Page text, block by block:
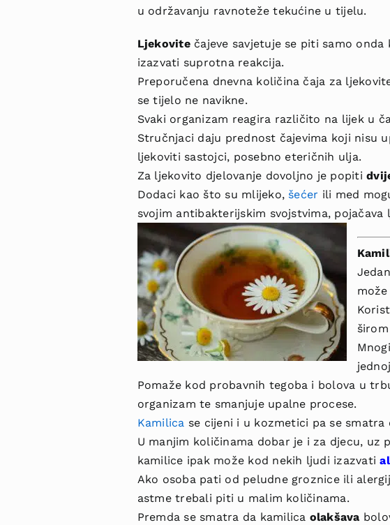
u održavanju ravnoteže tekućine u tijelu.
Ljekovitečajeve savjetuje se piti samo
izazvati suprotna reakcija.
Preporučena dnevna količina čaja za
se tijelo ne navikne.
Svaki organizam reagira različito na lijek u
Stručnjaci daju prednost čajevima koji nisu
ljekoviti sastojci, posebno eteričnih ulja.
Za ljekovito djelovanje dovoljno je popiti
Dodaci kao što su mlijeko, šećer ili med
svojim antibakterijskim svojstvima, pojačava
Pomaže kod probavnih tegoba i bolova u
organizam te smanjuje upalne procese.
Kamilica se cijeni i u kozmetici pa se
U manjim količinama dobar je i za djecu,
kamilice ipak može kod nekih ljudi izazvati
Ako osoba pati od peludne groznice ili
astme trebali piti u malim količinama.
Premda se smatra da kamilica olakšava